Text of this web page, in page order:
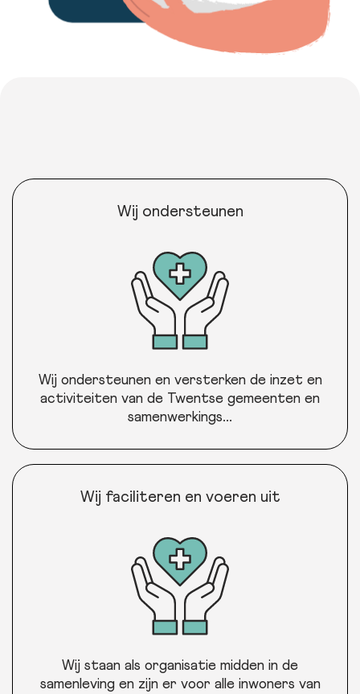
Wij ondersteunen
Wij ondersteunen en versterken de inzet en
activiteiten van de Twentse gemeenten en
samenwerkings...
Wij faciliteren en voeren uit
Wij staan als organisatie midden in de
samenleving en zijn er voor alle inwoners van